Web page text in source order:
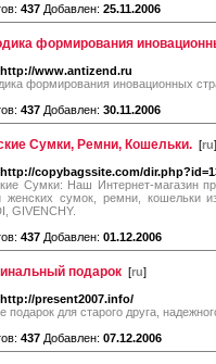
437 Добавлен: 25.11.2006
формирования
http://www.antizend.ru
формирования иновационных
437 Добавлен: 30.11.2006
Сумки, Ремни, Кошельки. [ru]
http://copybagssite.com/
Сумки: Наш Интернет-магазин
женских сумок, ремни, кошельки
GIVENCHY.
437 Добавлен: 01.12.2006
подарок [ru]
http://present2007.info/
подарок для старого друга,
437 Добавлен: 07.12.2006